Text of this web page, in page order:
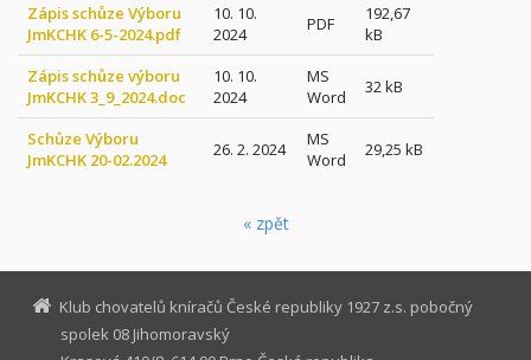
Zápis schůze Výboru
JmKCHK 6-5-2024.pdf
10. 10.
2024
PDF
192,67
kB
Zápis schůze výboru
JmKCHK 3_9_2024.doc
10. 10.
2024
MS
Word
32 kB
Schůze Výboru
JmKCHK 20-02.2024
26. 2. 2024
MS
Word
29,25 kB
« zpět
Klub chovatelů kníračů České republiky 1927 z.s. pobočný
spolek 08 Jihomoravský